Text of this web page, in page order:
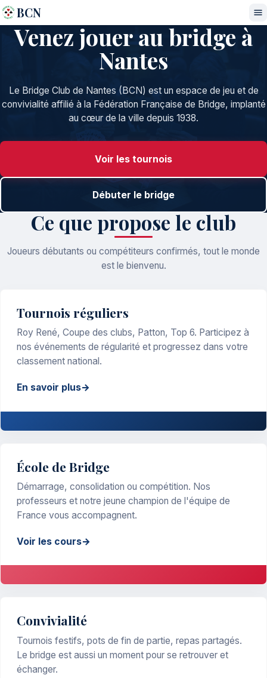
BCN
Venez jouer au bridge à
Nantes
Le Bridge Club de Nantes (BCN) est un espace de jeu et de
convivialité affilié à la Fédération Française de Bridge, implanté
au cœur de la ville depuis 1938.
Voir les tournois
Débuter le bridge
Ce que propose le club
Joueurs débutants ou compétiteurs confirmés, tout le monde
est le bienvenu.
Tournois réguliers
Roy René, Coupe des clubs, Patton, Top 6. Participez à
nos événements de régularité et progressez dans votre
classement national.
En savoir plus
École de Bridge
Démarrage, consolidation ou compétition. Nos
professeurs et notre jeune champion de l'équipe de
France vous accompagnent.
Voir les cours
Convivialité
Tournois festifs, pots de fin de partie, repas partagés.
Le bridge est aussi un moment pour se retrouver et
échanger.